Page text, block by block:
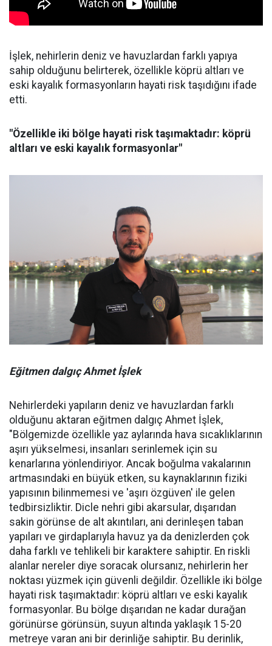
İşlek, nehirlerin deniz ve havuzlardan farklı yapıya
sahip olduğunu belirterek, özellikle köprü altları ve
eski kayalık formasyonların hayati risk taşıdığını ifade
etti.
"Özellikle iki bölge hayati risk taşımaktadır: köprü
altları ve eski kayalık formasyonlar"
Eğitmen dalgıç Ahmet İşlek
Nehirlerdeki yapıların deniz ve havuzlardan farklı
olduğunu aktaran eğitmen dalgıç Ahmet İşlek,
"Bölgemizde özellikle yaz aylarında hava sıcaklıklarının
aşırı yükselmesi, insanları serinlemek için su
kenarlarına yönlendiriyor. Ancak boğulma vakalarının
artmasındaki en büyük etken, su kaynaklarının fiziki
yapısının bilinmemesi ve 'aşırı özgüven' ile gelen
tedbirsizliktir. Dicle nehri gibi akarsular, dışarıdan
sakin görünse de alt akıntıları, ani derinleşen taban
yapıları ve girdaplarıyla havuz ya da denizlerden çok
daha farklı ve tehlikeli bir karaktere sahiptir. En riskli
alanlar nereler diye soracak olursanız, nehirlerin her
noktası yüzmek için güvenli değildir. Özellikle iki bölge
hayati risk taşımaktadır: köprü altları ve eski kayalık
formasyonlar. Bu bölge dışarıdan ne kadar durağan
görünürse görünsün, suyun altında yaklaşık 15-20
metreye varan ani bir derinliğe sahiptir. Bu derinlik,